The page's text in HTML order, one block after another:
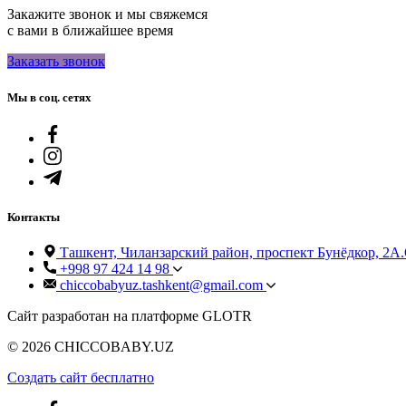
Закажите звонок и мы свяжемся
с вами в ближайшее время
Заказать звонок
Мы в соц. сетях
Контакты
Ташкент, Чиланзарский район, проспект Бунёдкор,
+998 97 424 14 98
chiccobabyuz.tashkent@gmail.com
Сайт разработан на платформе GLOTR
© 2026 CHICCOBABY.UZ
Создать cайт бесплатно